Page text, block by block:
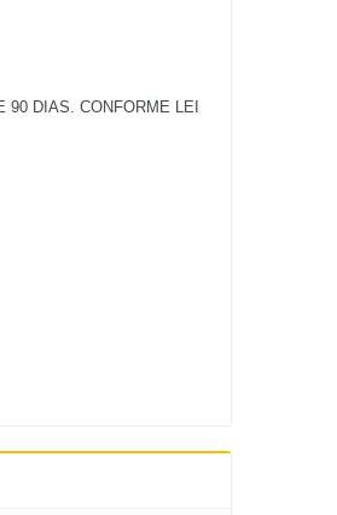
DIAS. CONFORME LEI